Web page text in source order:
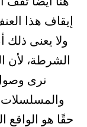
إيقاف هذا
ولا يعنى
الشرطة، لأن
نرى
والمسلسلات
حقًا هو الواقع